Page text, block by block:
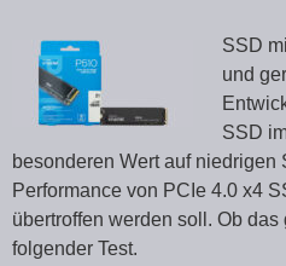
SSD
und
SSD
besonderen Wert auf
Performance von PCIe 4.0 x4
übertroffen werden soll. Ob
folgender Test.